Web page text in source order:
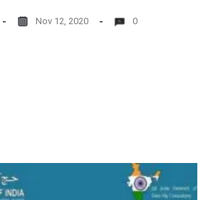
Nov 12, 2020 0